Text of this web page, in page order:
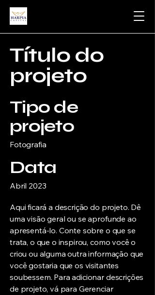
Título do
projeto
Tipo de
projeto
Fotografia
Data
Abril 2023
Aqui ficará a descrição do projeto. Dê
uma visão geral ou se aprofunde ao
apresentá-lo. Conte sobre o que se
trata, o que o inspirou, como você o
criou ou alguma outra informação que
você gostaria que os visitantes
soubessem. Para adicionar descrições
de projeto, vá para Gerenciar